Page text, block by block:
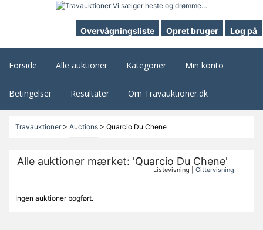
Overvågningsliste Opret bruger Log på
Forside Alle auktioner Kategorier Min konto
Betingelser Resultater Om Travauktioner.dk
Travauktioner> Auctions> Quarcio Du Chene
Alle auktioner mærket: 'Quarcio Du Chene'
Listevisning |Gittervisning
Ingen auktioner bogført.